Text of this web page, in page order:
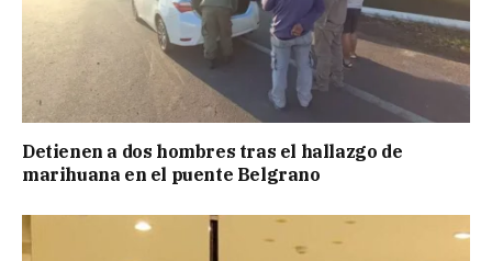
Detienen a dos hombres tras el hallazgo de
marihuana en el puente Belgrano